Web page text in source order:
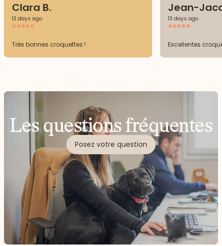
Clara B.
13 days ago
Très bonnes croquettes !
Jean-
13 days ago
Excellentes
Les questions fréquentes
Posez votre question